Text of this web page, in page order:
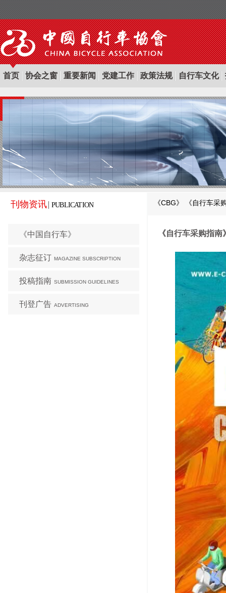
首页 协会之窗 重要新闻 党建工作 政策法规 自行车文化
刊物资讯 PUBLICATION
《中国自行车》
杂志征订 MAGAZINE SUBSCRIPTION
投稿指南 SUBMISSION GUIDELINES
刊登广告 ADVERTISING
《CBG》 《自行车采
《自行车采购指